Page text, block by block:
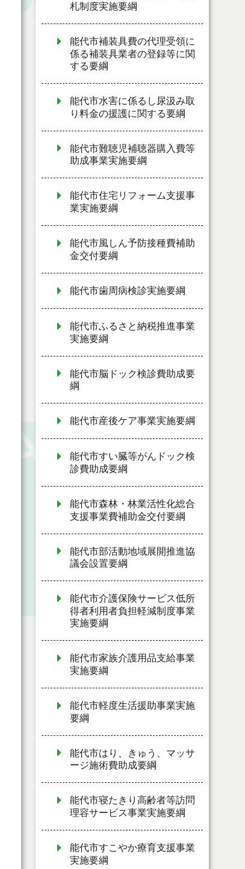
札制度実施要綱
能代市補装具費の代理受領に
係る補装具業者の登録等に関
する要綱
能代市水害に係るし尿汲み取
り料金の援護に関する要綱
能代市難聴児補聴器購入費等
助成事業実施要綱
能代市住宅リフォーム支援事
業実施要綱
能代市風しん予防接種費補助
金交付要綱
能代市歯周病検診実施要綱
能代市ふるさと納税推進事業
実施要綱
能代市脳ドック検診費助成要
綱
能代市産後ケア事業実施要綱
能代市すい臓等がんドック検
診費助成要綱
能代市森林・林業活性化総合
支援事業費補助金交付要綱
能代市部活動地域展開推進協
議会設置要綱
能代市介護保険サービス低所
得者利用者負担軽減制度事業
実施要綱
能代市家族介護用品支給事業
実施要綱
能代市軽度生活援助事業実施
要綱
能代市はり、きゅう、マッサ
ージ施術費助成要綱
能代市寝たきり高齢者等訪問
理容サービス事業実施要綱
能代市すこやか療育支援事業
実施要綱